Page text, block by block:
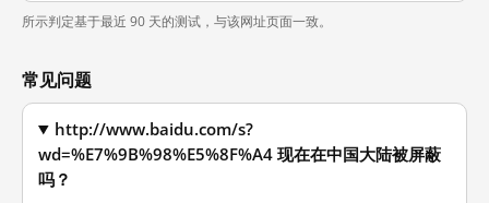
所示判定基于最近 90 天的测试，与该网址页面一致。
常见问题
http://www.baidu.com/s?
wd=%E7%9B%98%E5%8F%A4 现在在中国大陆被屏蔽
吗？